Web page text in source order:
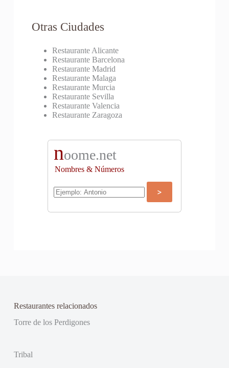
Otras Ciudades
Restaurante Alicante
Restaurante Barcelona
Restaurante Madrid
Restaurante Malaga
Restaurante Murcia
Restaurante Sevilla
Restaurante Valencia
Restaurante Zaragoza
noome.net
Nombres & Números
Restaurantes relacionados
Torre de los Perdigones
Tribal